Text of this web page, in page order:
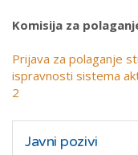
Komisija za
Prijava za polaganje
ispravnosti sistema
2
Javni pozivi